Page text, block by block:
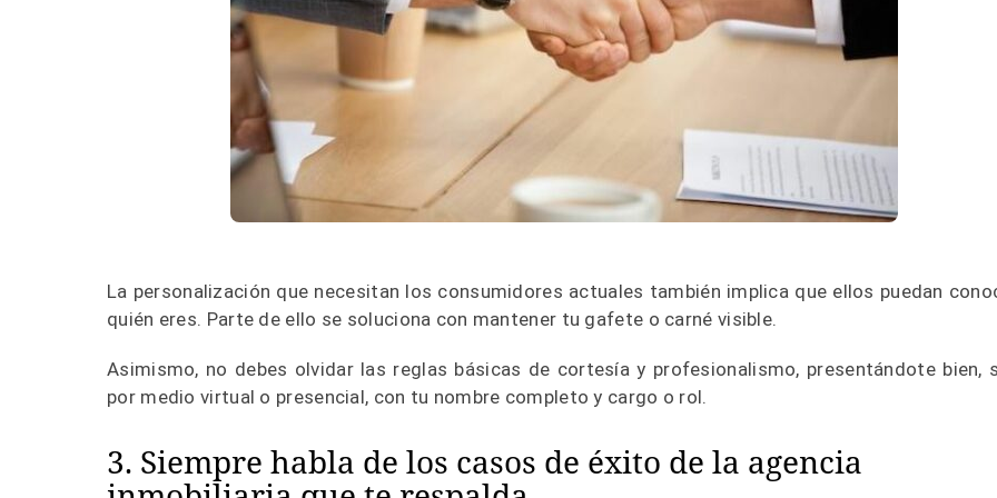
La personalización que necesitan los consumidores actuales también implica que ellos puedan
quién eres. Parte de ello se soluciona con mantener tu gafete o carné visible.
Asimismo, no debes olvidar las reglas básicas de cortesía y profesionalismo, presentándote bien,
por medio virtual o presencial, con tu nombre completo y cargo o rol.
3. Siempre habla de los casos de éxito de la agencia